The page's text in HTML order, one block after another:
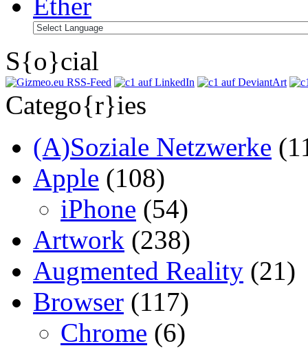
S{o}cial
Catego{r}ies
(A)Soziale Netzwerke
Apple (108)
iPhone (54)
Artwork (238)
Augmented Reality (21)
Browser (117)
Chrome (6)